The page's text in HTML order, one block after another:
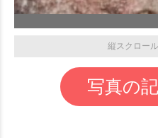
縦スクロー
写真の